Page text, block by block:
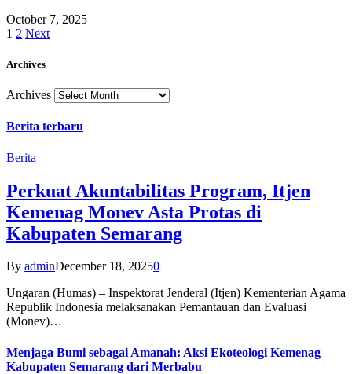
October 7, 2025
1 2 Next
Archives
Archives
Berita terbaru
Berita
Perkuat Akuntabilitas Program, Itjen
Kemenag Monev Asta Protas di
Kabupaten Semarang
By adminDecember 18, 20250
Ungaran (Humas) – Inspektorat Jenderal (Itjen) Kementerian Agama
Republik Indonesia melaksanakan Pemantauan dan Evaluasi
(Monev)…
Menjaga Bumi sebagai Amanah: Aksi Ekoteologi Kemenag
Kabupaten Semarang dari Merbabu